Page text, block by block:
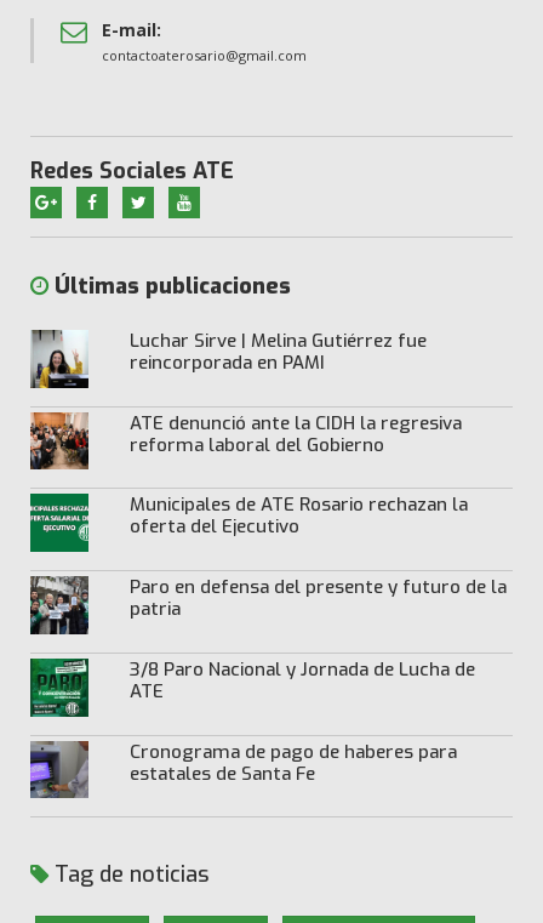
E-mail:
contactoaterosario@gmail.com
Redes Sociales ATE
Últimas publicaciones
Luchar Sirve | Melina Gutiérrez fue
reincorporada en PAMI
ATE denunció ante la CIDH la regresiva
reforma laboral del Gobierno
Municipales de ATE Rosario rechazan la
oferta del Ejecutivo
Paro en defensa del presente y futuro de la
patria
3/8 Paro Nacional y Jornada de Lucha de
ATE
Cronograma de pago de haberes para
estatales de Santa Fe
Tag de noticias